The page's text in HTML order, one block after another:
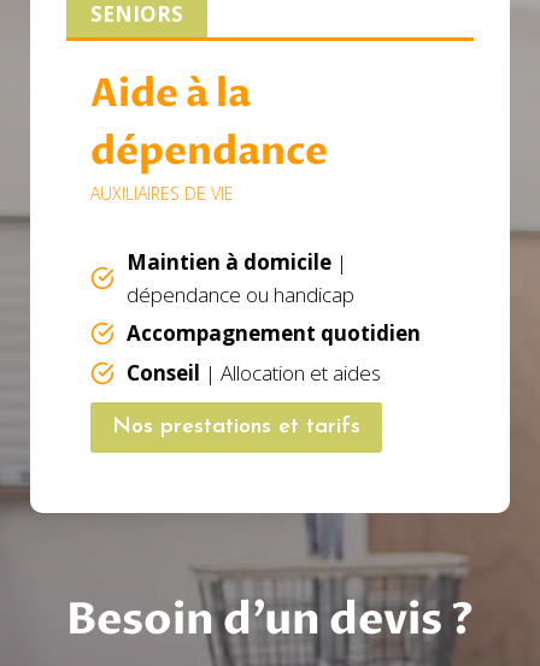
SENIORS
Aide à la
dépendance
AUXILIAIRES DE VIE
Maintien à domicile |
dépendance ou handicap
Accompagnement quotidien
Conseil | Allocation et aides
Nos prestations et tarifs
Besoin d’un devis ?